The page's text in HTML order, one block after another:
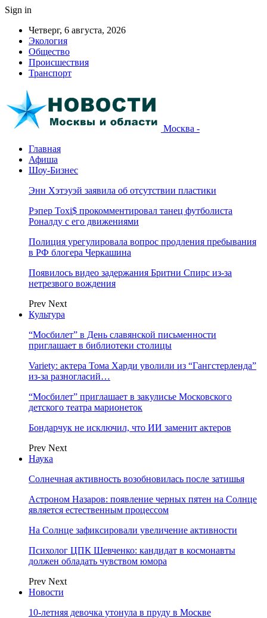
Sign in
Четверг, 6 августа, 2026
Экология
Общество
Происшествия
Транспорт
Москва -
Главная
Афиша
Шоу-Бизнес
Энн Хэтэуэй заявила об отсутствии пластики
Рэпер Toxi$ прокомментировал танец футболиста
Роналду с его движениями
Полиция урегулировала вопрос продления пребывания
в РФ блогера Черкашина
Появилось видео задержания Бритни Спирс из-за
нетрезвого вождения
Prev Next
Культура
“Мосбилет” в День славянской письменности
приглашает в библиотеки столицы
Variety: актера Тома Харди уволили из “Гангстерленда”
из-за разногласий…
“Мосбилет” приглашает в закулисье Московского
детского театра марионеток
Бондарчук не исключил, что ИИ заменит актеров
Prev Next
Наука
Солнечная активность возобновилась после затишья
Астроном Назаров: появление черных пятен на Солнце
является естественным процессом
На Солнце зафиксировали увеличение активности
Психолог ЦПК Шевченко: кандидат в космонавты
должен обладать чувством юмора
Prev Next
Новости
10-летняя девочка утонула в пруду в Москве